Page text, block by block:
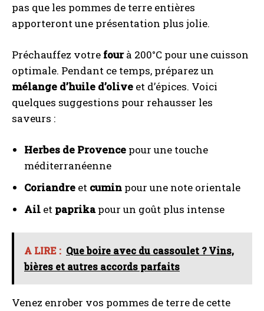
pas que les pommes de terre entières
apporteront une présentation plus jolie.
Préchauffez votre fourà 200°C pour une cuisson
optimale. Pendant ce temps, préparez un
mélange d’huile d’olive et d’épices. Voici
quelques suggestions pour rehausser les
saveurs :
Herbes de Provence pour une touche
méditerranéenne
Coriandre et cumin pour une note orientale
Ail et paprikapour un goût plus intense
A LIRE : Que boire avec du cassoulet ? Vins,
bières et autres accords parfaits
Venez enrober vos pommes de terre de cette